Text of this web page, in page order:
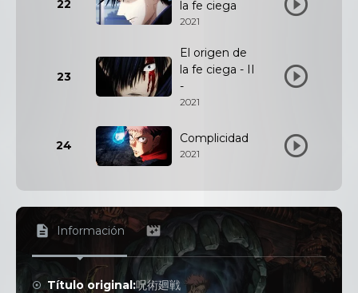
22
la fe ciega
2021
23
El origen de
la fe ciega - II
-
2021
24 Complicidad
2021
Información
Título original:呪術廻戦